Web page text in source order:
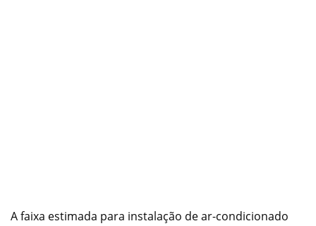
A faixa estimada para instalação de ar-condicionado